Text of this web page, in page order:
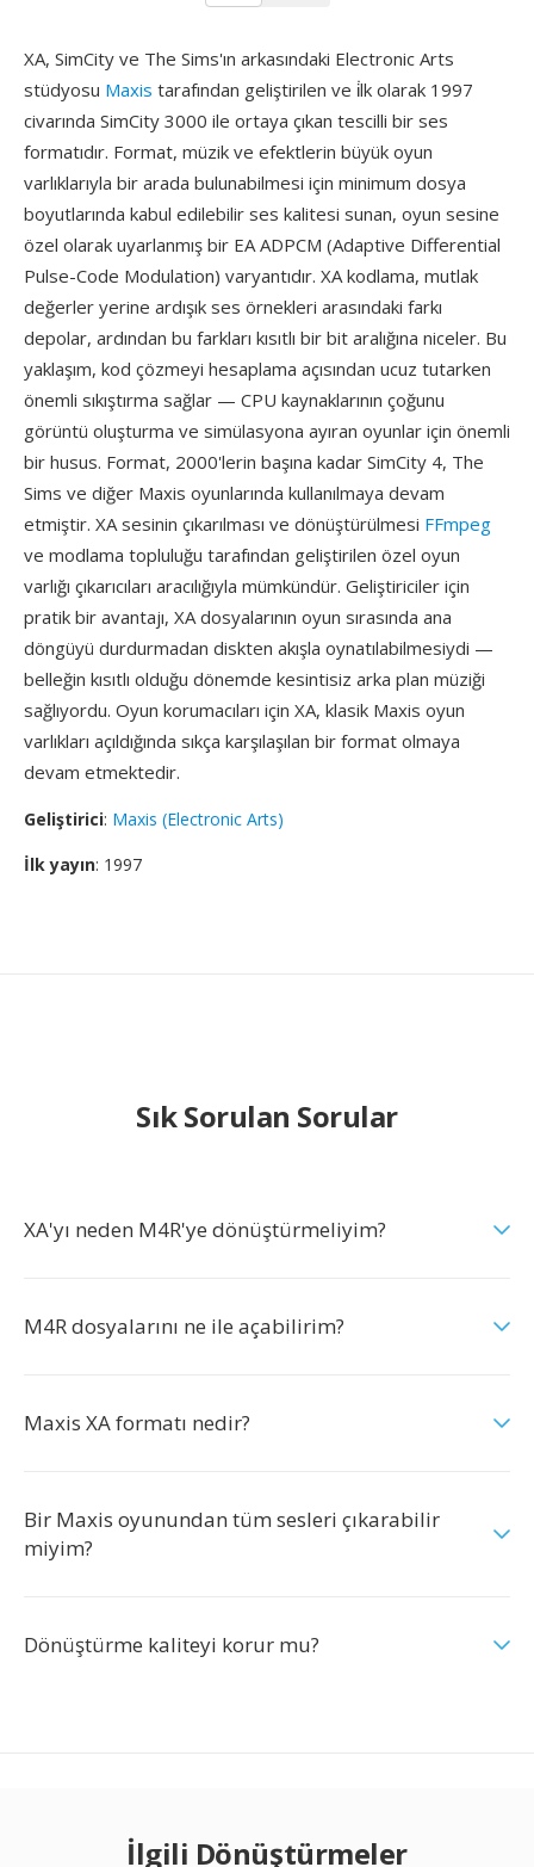
XA, SimCity ve The Sims'ın arkasındaki Electronic Arts
stüdyosu Maxis tarafından geliştirilen ve i̇lk olarak 1997
civarında SimCity 3000 ile ortaya çıkan tescilli bir ses
formatıdır. Format, müzik ve efektlerin büyük oyun
varlıklarıyla bir arada bulunabilmesi için minimum dosya
boyutlarında kabul edilebilir ses kalitesi sunan, oyun sesine
özel olarak uyarlanmış bir EA ADPCM (Adaptive Differential
Pulse-Code Modulation) varyantıdır. XA kodlama, mutlak
değerler yerine ardışık ses örnekleri arasındaki farkı
depolar, ardından bu farkları kısıtlı bir bit aralığına niceler. Bu
yaklaşım, kod çözmeyi hesaplama açısından ucuz tutarken
önemli sıkıştırma sağlar — CPU kaynaklarının çoğunu
görüntü oluşturma ve simülasyona ayıran oyunlar için önemli
bir husus. Format, 2000'lerin başına kadar SimCity 4, The
Sims ve diğer Maxis oyunlarında kullanılmaya devam
etmiştir. XA sesinin çıkarılması ve dönüştürülmesi FFmpeg
ve modlama topluluğu tarafından geliştirilen özel oyun
varlığı çıkarıcıları aracılığıyla mümkündür. Geliştiriciler için
pratik bir avantajı, XA dosyalarının oyun sırasında ana
döngüyü durdurmadan diskten akışla oynatılabilmesiydi —
belleğin kısıtlı olduğu dönemde kesintisiz arka plan müziği
sağlıyordu. Oyun korumacıları için XA, klasik Maxis oyun
varlıkları açıldığında sıkça karşılaşılan bir format olmaya
devam etmektedir.
Geliştirici: Maxis (Electronic Arts)
İlk yayın: 1997
Sık Sorulan Sorular
XA'yı neden M4R'ye dönüştürmeliyim?
M4R dosyalarını ne ile açabilirim?
Maxis XA formatı nedir?
Bir Maxis oyunundan tüm sesleri çıkarabilir
miyim?
Dönüştürme kaliteyi korur mu?
İlgili Dönüştürmeler